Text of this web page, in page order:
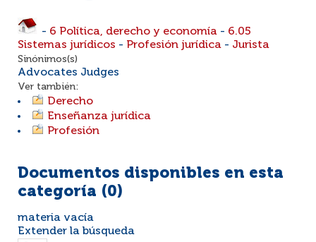
- 6 Política, derecho y economía - 6.05
Sistemas jurídicos - Profesión jurídica - Jurista
Sinónimos(s)
Advocates Judges
Ver también:
Derecho
Enseñanza jurídica
Profesión
Documentos disponibles en esta
categoría (0)
materia vacía
Extender la búsqueda